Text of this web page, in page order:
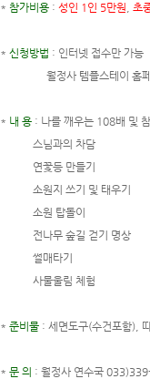
* 참가비용 : 성인 1인 5만원 초
* 신청방법 : 인터넷 접수만 가능
월정사 템플스테이 홈페이
* 내 용 : 나를 깨우는 108배 및
스님과의 차담
연꽃등 만들기
소원지 쓰기 및 태우기
소원 탑돌이
전나무 숲길 걷기 명상
썰매타기
사물울림 체험
* 준비물 : 세면도구(수건포함),
* 문 의 : 월정사 연수국